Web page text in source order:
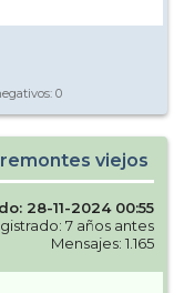
0
viejos
28-11-2024 00:55
7 años antes
Mensajes: 1.165